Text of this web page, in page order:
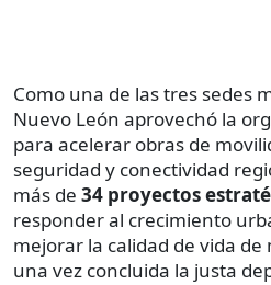
Como una de las tres sedes
Nuevo León aprovechó la
para acelerar obras de
seguridad y conectividad
más de 34 proyectos
responder al crecimiento
mejorar la calidad de vida
una vez concluida la justa